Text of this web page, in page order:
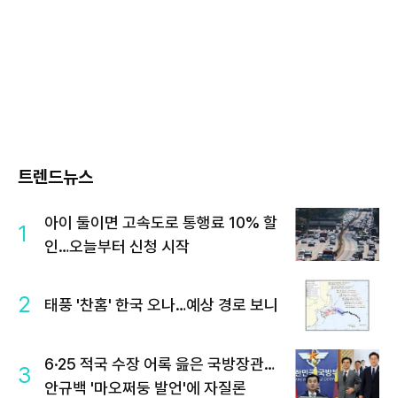
트렌드뉴스
1
아이 둘이면 고속도로 통행료 10% 할
인…오늘부터 신청 시작
2 태풍 '찬홈' 한국 오나…예상 경로 보니
3
6·25 적국 수장 어록 읊은 국방장관…
안규백 '마오쩌둥 발언'에 자질론